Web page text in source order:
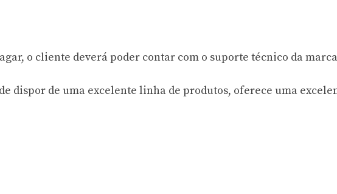
o cliente deverá poder contar com o suporte técnico da
dispor de uma excelente linha de produtos, oferece uma